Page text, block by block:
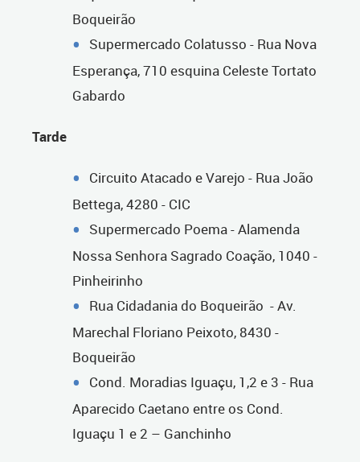
Boqueirão
Supermercado Colatusso - Rua Nova
Esperança, 710 esquina Celeste Tortato
Gabardo
Tarde
Circuito Atacado e Varejo - Rua João
Bettega, 4280 - CIC
Supermercado Poema - Alamenda
Nossa Senhora Sagrado Coação, 1040 -
Pinheirinho
Rua Cidadania do Boqueirão - Av.
Marechal Floriano Peixoto, 8430 -
Boqueirão
Cond. Moradias Iguaçu, 1,2 e 3 - Rua
Aparecido Caetano entre os Cond.
Iguaçu 1 e 2 – Ganchinho